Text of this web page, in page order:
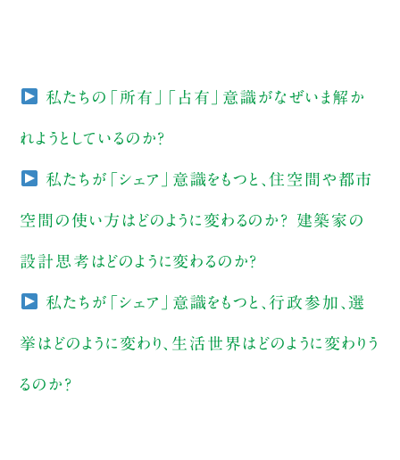
私たちの「所有」「占有」意識がなぜいま解か
れようとしているのか？
私たちが「シェア」意識をもつと、住空間や都市
空間の使い方はどのように変わるのか？ 建築家の
設計思考はどのように変わるのか？
私たちが「シェア」意識をもつと、行政参加、選
挙はどのように変わり、生活世界はどのように変わりう
るのか？